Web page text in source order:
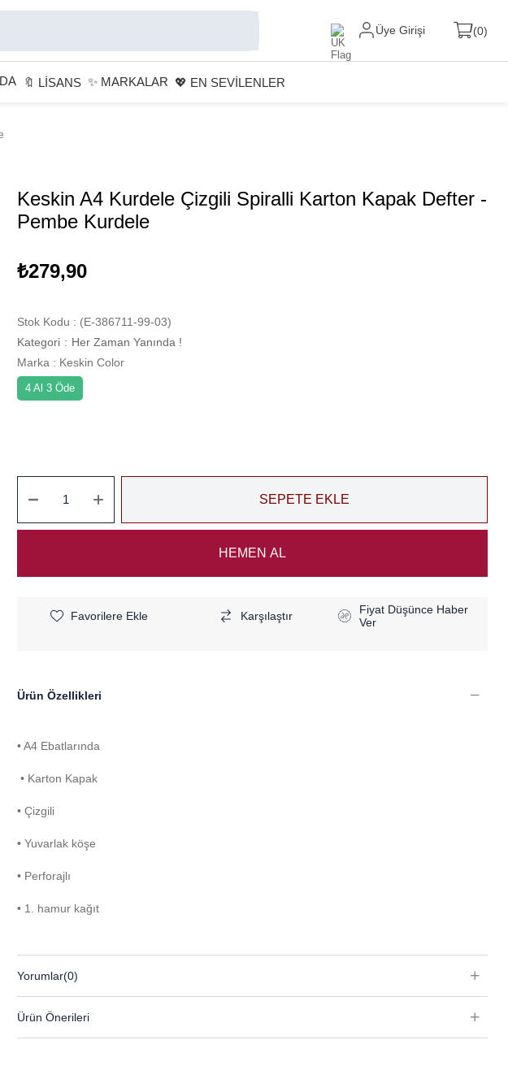
Üye Girişi 0
🔖 LİSANS ✨ MARKALAR 💖 EN SEVİLENLER
Keskin A4 Kurdele Çizgili Spiralli Karton Kapak Defter -
Pembe Kurdele
₺279,90
Stok Kodu
(E-386711-99-03)
Kategori : Her Zaman Yanında !
Marka : Keskin Color
4 Al 3 Öde
Favorilere Ekle Karşılaştır
Fiyat Düşünce Haber
Ver
Ürün Özellikleri
• A4 Ebatlarında
• Karton Kapak
• Çizgili
• Yuvarlak köşe
• Perforajlı
• 1. hamur kağıt
Yorumlar(0)
Ürün Önerileri